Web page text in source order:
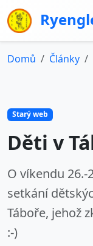
Domů Články
Starý web
Děti v
O víkendu
setkání
Táboře, jehož
:-)